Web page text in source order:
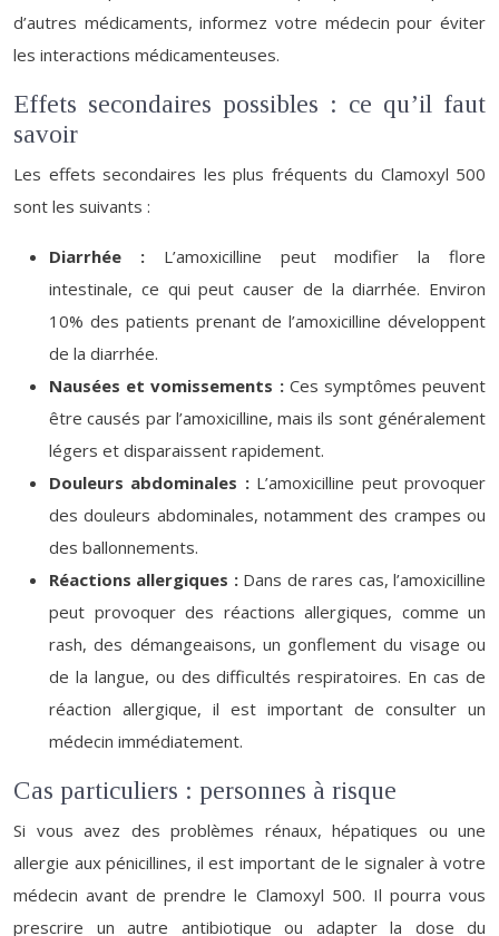
d’autres médicaments, informez votre médecin pour éviter
les interactions médicamenteuses.
Effets secondaires possibles : ce qu’il faut
savoir
Les effets secondaires les plus fréquents du Clamoxyl 500
sont les suivants :
Diarrhée : L’amoxicilline peut modifier la flore
intestinale, ce qui peut causer de la diarrhée. Environ
10% des patients prenant de l’amoxicilline développent
de la diarrhée.
Nausées et vomissements : Ces symptômes peuvent
être causés par l’amoxicilline, mais ils sont généralement
légers et disparaissent rapidement.
Douleurs abdominales : L’amoxicilline peut provoquer
des douleurs abdominales, notamment des crampes ou
des ballonnements.
Réactions allergiques : Dans de rares cas, l’amoxicilline
peut provoquer des réactions allergiques, comme un
rash, des démangeaisons, un gonflement du visage ou
de la langue, ou des difficultés respiratoires. En cas de
réaction allergique, il est important de consulter un
médecin immédiatement.
Cas particuliers : personnes à risque
Si vous avez des problèmes rénaux, hépatiques ou une
allergie aux pénicillines, il est important de le signaler à votre
médecin avant de prendre le Clamoxyl 500. Il pourra vous
prescrire un autre antibiotique ou adapter la dose du